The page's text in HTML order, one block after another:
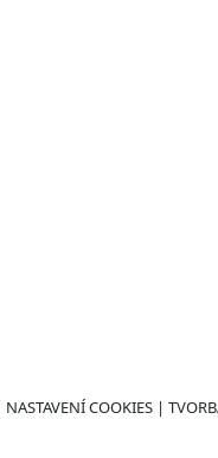
NASTAVENÍ COOKIES |